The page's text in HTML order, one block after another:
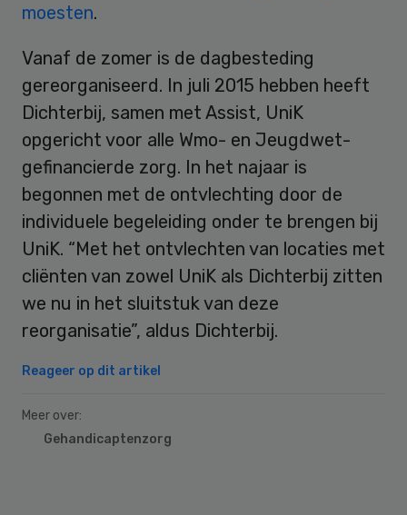
moesten.
Vanaf de zomer is de dagbesteding
gereorganiseerd. In juli 2015 hebben heeft
Dichterbij, samen met Assist, UniK
opgericht voor alle Wmo- en Jeugdwet-
gefinancierde zorg. In het najaar is
begonnen met de ontvlechting door de
individuele begeleiding onder te brengen bij
UniK. “Met het ontvlechten van locaties met
cliënten van zowel UniK als Dichterbij zitten
we nu in het sluitstuk van deze
reorganisatie”, aldus Dichterbij.
Reageer op dit artikel
Meer over:
Gehandicaptenzorg